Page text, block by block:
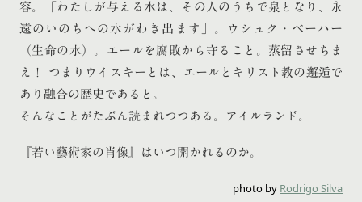
容。「わたしが与える水は、その人のうちで泉となり、永
遠のいのちへの水がわき出ます」。ウシュク・ベーハー
（生命の水）。エールを腐敗から守ること。蒸留させちま
え！ つまりウイスキーとは、エールとキリスト教の邂逅で
あり融合の歴史であると。
そんなことがたぶん読まれつつある。アイルランド。
『若い藝術家の肖像』はいつ開かれるのか。
photo by Rodrigo Silva